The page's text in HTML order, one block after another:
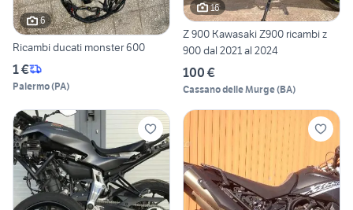
6
Ricambi ducati monster 600
1 €
Palermo(PA)
16
Z 900 Kawasaki Z900 ricambi z
900 dal 2021 al 2024
100 €
Cassano delle Murge(BA)